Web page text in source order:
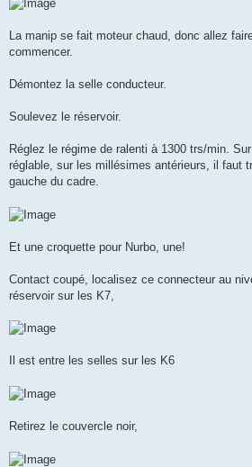
La manip se fait moteur chaud, donc allez
commencer.
Démontez la selle conducteur.
Soulevez le réservoir.
Réglez le régime de ralenti à 1300 trs/min.
réglable, sur les millésimes antérieurs, il faut
gauche du cadre.
Et une croquette pour Nurbo, une!
Contact coupé, localisez ce connecteur au
réservoir sur les K7,
Il est entre les selles sur les K6
Retirez le couvercle noir,